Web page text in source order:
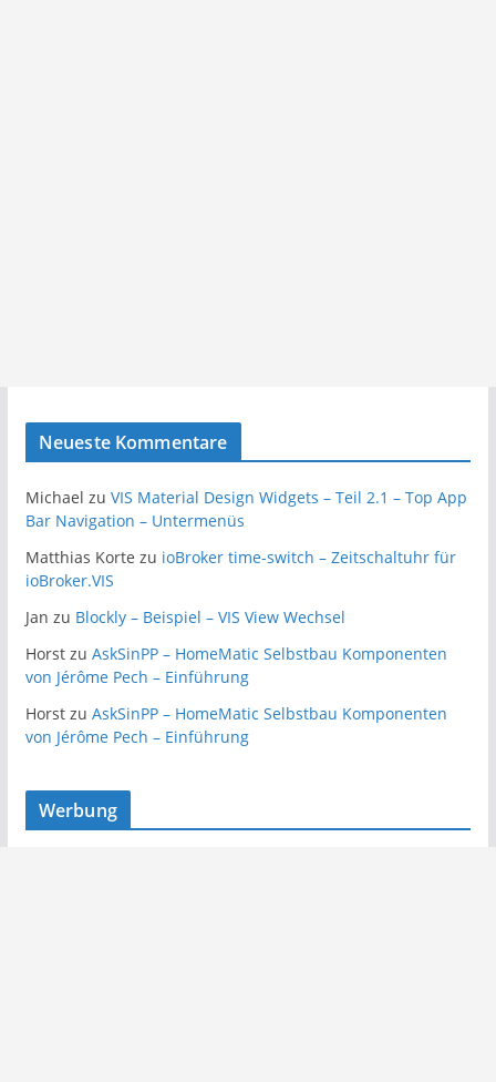
Neueste Kommentare
Michael zu VIS Material Design Widgets – Teil 2.1 – Top App
Bar Navigation – Untermenüs
Matthias Korte zu ioBroker time-switch – Zeitschaltuhr für
ioBroker.VIS
Jan zu Blockly – Beispiel – VIS View Wechsel
Horstzu AskSinPP – HomeMatic Selbstbau Komponenten
von Jérôme Pech – Einführung
Horstzu AskSinPP – HomeMatic Selbstbau Komponenten
von Jérôme Pech – Einführung
Werbung